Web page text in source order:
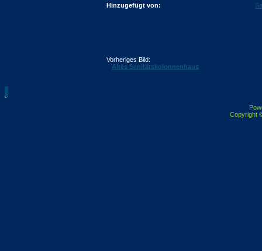
Hinzugefügt von:
Vorheriges Bild:
Altes Sanitätskolonnenhaus
Copyright